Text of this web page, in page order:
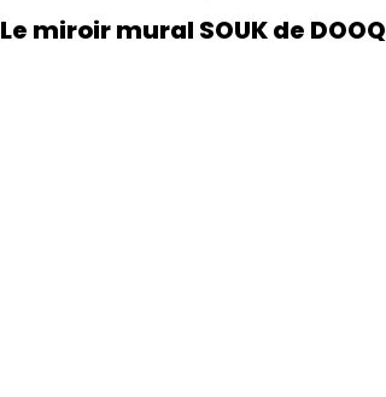
Le miroir mural SOUK de DOOQ